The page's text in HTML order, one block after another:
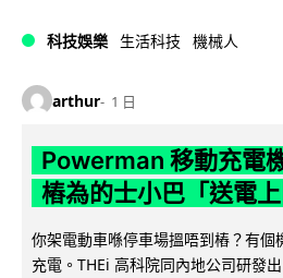
科技娛樂 生活科技 機械人
arthur 1 日
Powerman 移動充電
樁為的士小巴「送電上
你架電動車喺停車場搵唔到樁？有個
充電。THEi 高科院同內地公司研發